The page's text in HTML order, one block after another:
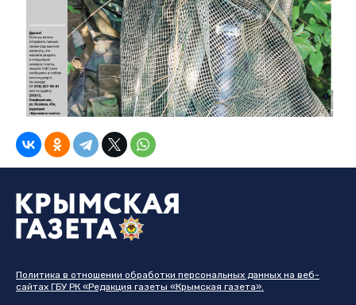
Политика в отношении обработки персональных данных на веб-
сайтах ГБУ РК «Редакция газеты «Крымская газета».